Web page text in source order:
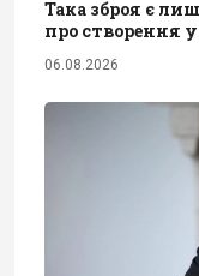
Така зброя є
про створення
06.08.2026